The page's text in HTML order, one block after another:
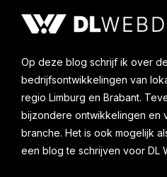
Op deze blog schrijf ik over
bedrijfsontwikkelingen van
regio Limburg en Brabant.
bijzondere ontwikkelingen en
branche. Het is ook mogelijk
een blog te schrijven voor DL